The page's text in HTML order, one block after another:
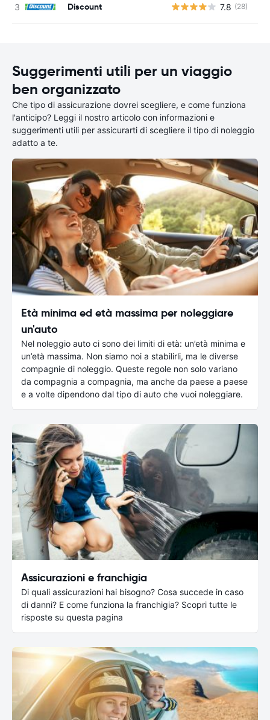
Discount 7.8 (28)
Suggerimenti utili per un viaggio
ben organizzato
Che tipo di assicurazione dovrei scegliere, e come funziona
l'anticipo? Leggi il nostro articolo con informazioni e
suggerimenti utili per assicurarti di scegliere il tipo di noleggio
adatto a te.
Età minima ed età massima per noleggiare
un'auto
Nel noleggio auto ci sono dei limiti di età: un’età minima e
un’età massima. Non siamo noi a stabilirli, ma le diverse
compagnie di noleggio. Queste regole non solo variano
da compagnia a compagnia, ma anche da paese a paese
e a volte dipendono dal tipo di auto che vuoi noleggiare.
Assicurazioni e franchigia
Di quali assicurazioni hai bisogno? Cosa succede in caso
di danni? E come funziona la franchigia? Scopri tutte le
risposte su questa pagina